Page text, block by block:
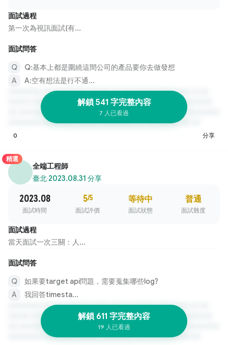
面試過程
第一次為視訊面試(有...
面試問答
Q:基本上都是圍繞這間公司的產品要你去做發想
A:空有想法是行不通...
解鎖 541 字完整內容
7 人已看過
0 分享
精選
全端工程師
臺北·2023.08.31 分享
2023.08
面試時間
5/5
面試評價
等待中
面試狀態
普通
面試難度
面試過程
當天面試一次三關：人...
面試問答
如果要target api問題，需要蒐集哪些log?
我回答timesta...
解鎖 611 字完整內容
19 人已看過